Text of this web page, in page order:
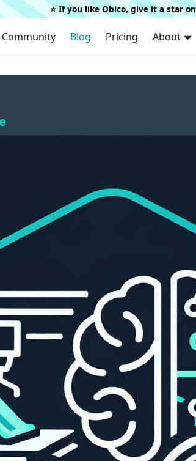
⭐️ If you like Obico, give it a star on
Community Blog Pricing About